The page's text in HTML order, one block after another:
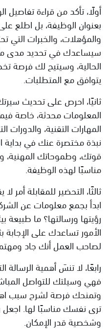
أولًا، تأكد من قراءة
بعنوان الوظيفة، بل اطلع
والمؤهلات، والخبرات التي
سيساعدك في تحديد مدى
الحالية، وسيتيح لك فرصة
يتوافق مع المتطلبات.
ثانيًا، احرص على تحديث
المعلومات محدثة، خاصة
المهارات التقنية، والدورات
نبذة مختصرة عنك في بداية
قوتك، وطموحاتك المهنية،
مناسبًا لهذه الوظيفة.
ثالثًا، التحضير للمقابلة
ابدأ بجمع معلومات عن
رؤيتها ورسالتها؟ ما طبيعة
الأمور تساعدك على الإجابة
لصاحب العمل أنك جاد
فهي وسيلتك للتواصل
وتمنحك فرصة لشرح سبب
ترى نفسك مناسبًا لها.
وشخصية قدر الإمكان.